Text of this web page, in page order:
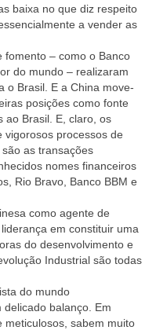
baixa no que diz respeito
a vender as
fomento – como o Banco
do mundo – realizaram
o Brasil. E a China move-
posições como fonte
ao Brasil. E, claro, os
vigorosos processos de
as transações
nomes financeiros
Rio Bravo, Banco BBM e
como agente de
em constituir uma
do desenvolvimento e
Industrial são todas
do mundo
balanço. Em
meticulosos, sabem muito